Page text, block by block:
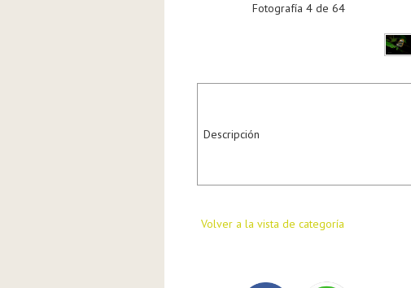
Fotografía 4 de 64
Descripción
Volver a la vista de categoría